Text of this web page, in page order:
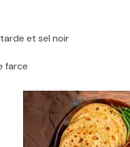
et sel noir
farce